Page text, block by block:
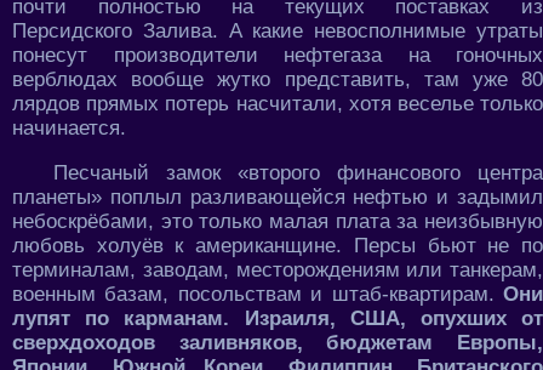
почти полностью на текущих поставках из
Персидского Залива. А какие невосполнимые утраты
понесут производители нефтегаза на гоночных
верблюдах вообще жутко представить, там уже 80
лярдов прямых потерь насчитали, хотя веселье только
начинается.
Песчаный замок «второго финансового центра
планеты» поплыл разливающейся нефтью и задымил
небоскрёбами, это только малая плата за неизбывную
любовь холуёв к американщине. Персы бьют не по
терминалам, заводам, месторождениям или танкерам,
военным базам, посольствам и штаб-квартирам. Они
лупят по карманам. Израиля, США, опухших от
сверхдоходов заливняков, бюджетам Европы,